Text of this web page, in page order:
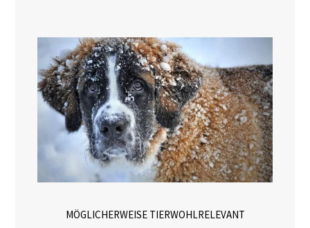
MÖGLICHERWEISE TIERWOHLRELEVANT